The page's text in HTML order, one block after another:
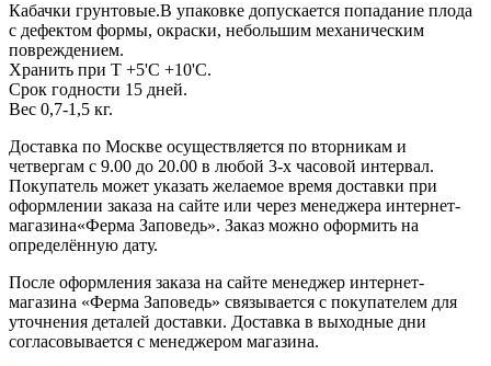
Кабачки грунтовые.В упаковке допускается попадание плода
с дефектом формы, окраски, небольшим механическим
повреждением.
Хранить при Т +5'C +10'C.
Срок годности 15 дней.
Вес 0,7-1,5 кг.
Доставка по Москве осуществляется по вторникам и
четвергам с 9.00 до 20.00 в любой 3-х часовой интервал.
Покупатель может указать желаемое время доставки при
оформлении заказа на сайте или через менеджера интернет-
магазина«Ферма Заповедь». Заказ можно оформить на
определённую дату.
После оформления заказа на сайте менеджер интернет-
магазина «Ферма Заповедь» связывается с покупателем для
уточнения деталей доставки. Доставка в выходные дни
согласовывается с менеджером магазина.